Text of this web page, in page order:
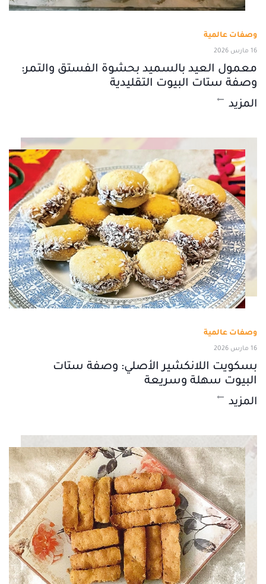
وصفات عالمية
16 مارس 2026
معمول العيد بالسميد بحشوة الفستق والتمر:
وصفة ستات البيوت التقليدية
المزيد
وصفات عالمية
16 مارس 2026
بسكويت اللانكشير الأصلي: وصفة ستات
البيوت سهلة وسريعة
المزيد